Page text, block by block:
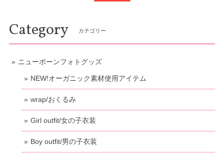
Category カテゴリー
ニューボーンフォトグッズ
NEW!オーガニック素材使用アイテム
wrap/おくるみ
Girl outfit/女の子衣装
Boy outfit/男の子衣装